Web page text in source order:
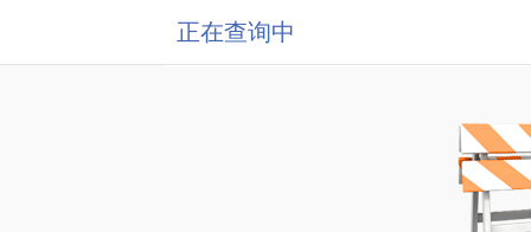
正在查询中